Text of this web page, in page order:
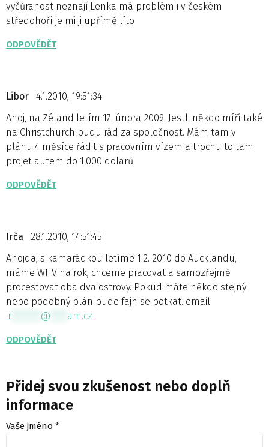
vyčůranost neznají.Lenka má problém i v českém
středohoří je mi ji upřímě líto
ODPOVĚDĚT
Libor
4.1.2010, 19:51:34
Ahoj, na Zéland letím 17. února 2009. Jestli někdo míří také
na Christchurch budu rád za společnost. Mám tam v
plánu 4 měsíce řádit s pracovním vízem a trochu to tam
projet autem do 1.000 dolarů.
ODPOVĚDĚT
Irča
28.1.2010, 14:51:45
Ahojda, s kamarádkou letíme 1.2. 2010 do Aucklandu,
máme WHV na rok, chceme pracovat a samozřejmě
procestovat oba dva ostrovy. Pokud máte někdo stejný
nebo podobný plán bude fajn se potkat. email:
ir
@ am.cz
ODPOVĚDĚT
Přidej svou zkušenost nebo doplň
informace
Vaše jméno *